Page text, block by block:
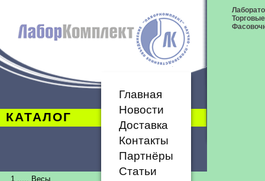
КАТАЛОГ
Главная
Новости
Доставка
Контакты
Партнёры
Статьи
1 ..... Весы